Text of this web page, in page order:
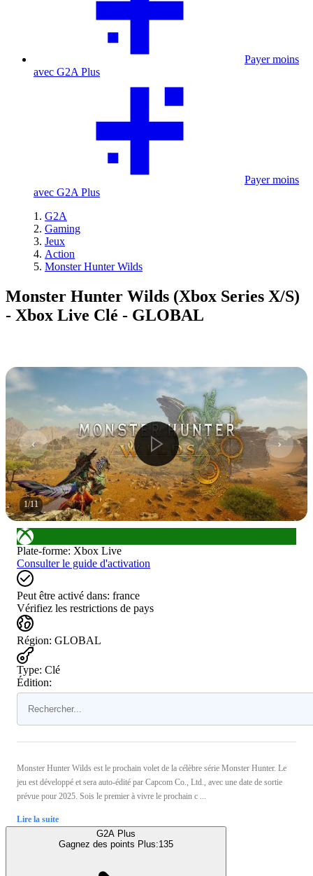
Payer moins
avec G2A Plus
Payer moins
avec G2A Plus
G2A
Gaming
Jeux
Action
Monster Hunter Wilds
Monster Hunter Wilds (Xbox Series X/S)
- Xbox Live Clé - GLOBAL
1/11
Plate-forme: Xbox Live
Consulter le guide d'activation
Peut être activé dans: france
Vérifiez les restrictions de pays
Région: GLOBAL
Type: Clé
Édition:
Monster Hunter Wilds est le prochain volet de la célèbre série Monster Hunter. Le
jeu est développé et sera auto-édité par Capcom Co., Ltd., avec une date de sortie
prévue pour 2025. Sois le premier à vivre le prochain c ...
Lire la suite
G2A Plus
Gagnez des points Plus:135